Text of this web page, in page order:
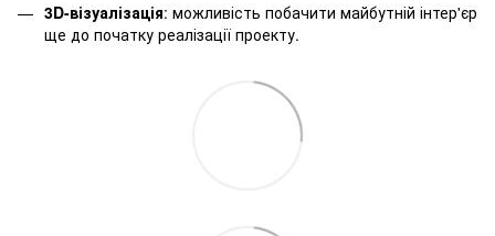
3D-візуалізація: можливість побачити майбутній інтер'єр
ще до початку реалізації проекту.